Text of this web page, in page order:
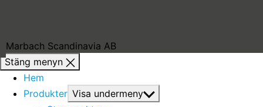
Marbach Scandinavia AB
Stäng menyn
Hem
Produkter Visa undermeny